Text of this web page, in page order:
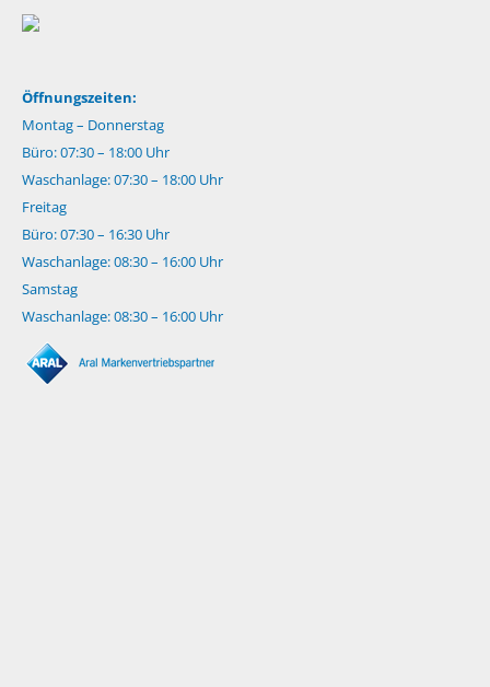
Öffnungszeiten:
Montag – Donnerstag
Büro: 07:30 – 18:00 Uhr
Waschanlage: 07:30 – 18:00 Uhr
Freitag
Büro: 07:30 – 16:30 Uhr
Waschanlage: 08:30 – 16:00 Uhr
Samstag
Waschanlage: 08:30 – 16:00 Uhr